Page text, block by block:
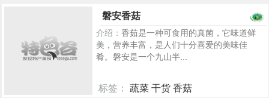
磐安香菇
介绍： 香茹是一种可食用的真菌，它味道鲜
美，营养丰富，是人们十分喜爱的美味佳
肴。磐安是一个九山半...
标签： 蔬菜 干货 香菇